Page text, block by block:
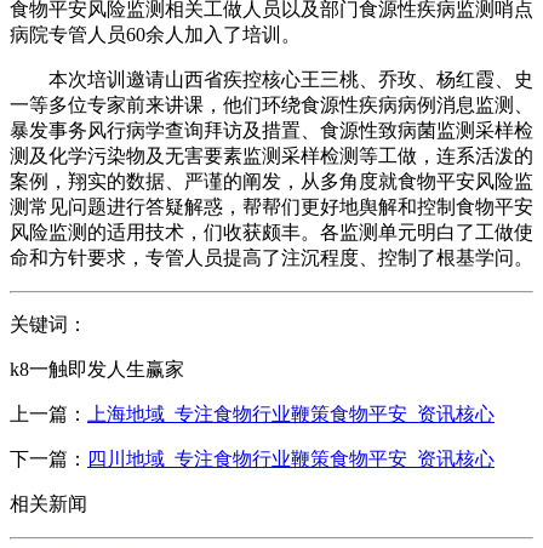
食物平安风险监测相关工做人员以及部门食源性疾病监测哨点
病院专管人员60余人加入了培训。
本次培训邀请山西省疾控核心王三桃、乔玫、杨红霞、史
一等多位专家前来讲课，他们环绕食源性疾病病例消息监测、
暴发事务风行病学查询拜访及措置、食源性致病菌监测采样检
测及化学污染物及无害要素监测采样检测等工做，连系活泼的
案例，翔实的数据、严谨的阐发，从多角度就食物平安风险监
测常见问题进行答疑解惑，帮帮们更好地舆解和控制食物平安
风险监测的适用技术，们收获颇丰。各监测单元明白了工做使
命和方针要求，专管人员提高了注沉程度、控制了根基学问。
关键词：
k8一触即发人生赢家
上一篇： 上海地域_专注食物行业鞭策食物平安_资讯核心
下一篇： 四川地域_专注食物行业鞭策食物平安_资讯核心
相关新闻